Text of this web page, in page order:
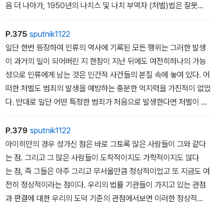
음 더 나아가, 1950년의 나치스 및 나치 부역자 (처벌)법은 잘못
된 것이고, 그것은 현재 일어나고 있는 일과는 모순되며, 사실을 제대
로 다루지 못한다고 주장해야만 했을 것이다. 그런데 이러한 것은 전
적으로 옳은 것이라고 할 수 있었을 것이다. 왜냐하면 마치 살인자
가 처벌되는 이유는 그가 공동체의 법을 위반했기 때문이지 그가 스
미스 집안에서 그 남편이자 아빠이며 생계를 위해 일하는 자를 빼앗
았기 때문이 아닌 것처럼, 국가가고용한 근대의 대량 살인자들이 재
판받아야 하는 이유는 그들이 인류의 질서를 위반했기 때문이지 그들
이 수백만 명을 죽였기 때문은 아니다. 살인이라는 범죄와 대량학살
이라는 범죄가 본질적으로 동일하다는, 따라서 후자가 ˝적절히 말하
면 새로운 범죄가 아니다˝는 일반적인착각보다도 이러한 새로운 범죄
에 대한 이해에서 더 위험한 것은, 또는 이러한 새로운 범죄를 다
룰 수 있는 국제형사법의 출현에 더욱 방해가 되는 것은 없다. 대량학
살이라는 범죄의 핵심은 전적으로 다른 질서가 붕괴되고 또 전적으
로 다른 공동체가 훼손되었다는 것이다.
P.375 sputnik1122
일단 한번 등장하여 인류의 역사에 기록된 모든 행위는 그러한 발생
이 과거의 일이 되어버린 지 한참이 지난 뒤에도 여전히하나의 가능
성으로 인류에게 남는 것은 인간적 사건들의 본질 속에 놓여 있다. 어
떠한 처벌도 범죄의 발생을 예방하는 충분한 억지력을 가진적이 없었
다. 반대로 일단 어떤 특정한 범죄가 처음으로 발생한다면 처벌이 무
엇이든 간에 그 범죄의 재출현은 그의 최초의 출현보다도 훨씬가능성
이 높다. 나치스에 의해 저질러진 범죄가 재발할 가능성에 대해말하
는 특정한 이유들은 훨씬 더 그럴듯하다. 근대의 인구 폭발과 기술
적 장치들의 발견이 동시에 일어났다는 두려운 사실, 게다가 기술
적 장치들은 자동화를 통하여 심지어 노동을 보더라도 그 인구의 많
은 부분을 ‘잉여‘로 만들어 버릴 것이고 또 핵에너지를 통하여 마치 히
틀러의가스 시설을 사악한 아이들의 서투른 장난감처럼 보이게 만드
P.379 sputnik1122
아이히만의 경우 성가신 점은 바로 그토록 많은 사람들이 그와 같다
는 점. 그리고 그 많은 사람들이 도착적이지도 가학적이지도 않다
는 점, 즉 그들은 아주 그리고 무서울만큼 정상적이었고 또 지금도 여
전히 정상적이라는 점이다. 우리의 법률 기관들이 가지고 있는 관점
과 판결에 대한 우리의 도덕 기준의 관점에서보면 이러한 정상적